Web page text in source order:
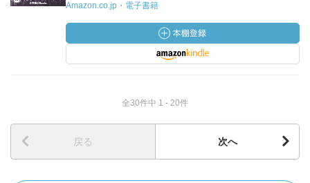
Amazon.co.jp・電子書籍
全30件中 1 - 20件
戻る 次へ